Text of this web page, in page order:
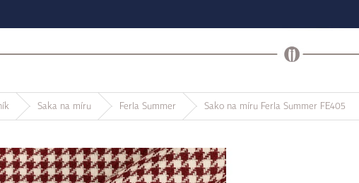
Saka na míru Ferla Summer Sako na míru Ferla Summer FE405